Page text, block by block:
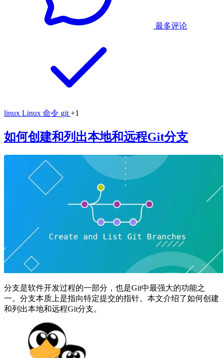
最多评论
linux Linux 命令 git +1
如何创建和列出本地和远程Git分支
分支是软件开发过程的一部分，也是Git中最强大的功能之
一。分支本质上是指向特定提交的指针。本文介绍了如何创建
和列出本地和远程Git分支。